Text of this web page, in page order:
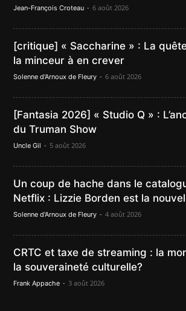
Jean-François Croteau - 6 août 2026
[critique] « Saccharine » : La
la minceur à en crever
Solenne d'Arnoux de Fleury - 6 août 2026
[Fantasia 2026] « Studio Q » :
du Truman Show
Uncle Gil - 5 août 2026
Un coup de hache dans le
Netflix : Lizzie Borden est la
Solenne d'Arnoux de Fleury - 4 août 2026
CRTC et taxe de streaming : la
la souveraineté culturelle?
Frank Appache - 3 août 2026